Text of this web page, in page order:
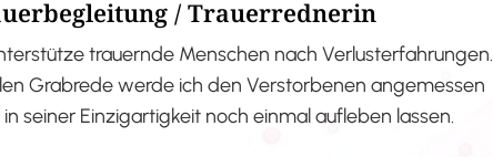
/ Trauerrednerin
trauernde Menschen nach Verlusterfahrungen.
Grabrede werde ich den Verstorbenen angemessen
seiner Einzigartigkeit noch einmal aufleben lassen.